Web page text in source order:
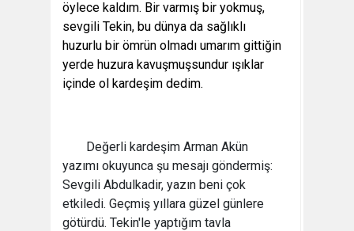
öylece kaldım. Bir varmış bir yokmuş,
sevgili Tekin, bu dünya da sağlıklı
huzurlu bir ömrün olmadı umarım gittiğin
yerde huzura kavuşmuşsundur ışıklar
içinde ol kardeşim dedim.
Değerli kardeşim Arman Akün
yazımı okuyunca şu mesajı göndermiş:
Sevgili Abdulkadir, yazın beni çok
etkiledi. Geçmiş yıllara güzel günlere
götürdü. Tekin'le yaptığım tavla